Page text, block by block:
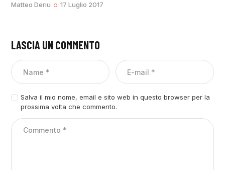
Matteo Deriu 17 Luglio 2017
LASCIA UN COMMENTO
Salva il mio nome, email e sito web in questo browser per la
prossima volta che commento.